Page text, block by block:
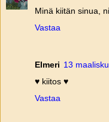
Minä kiitän sinua,
Vastaa
Elmeri 13
♥️ kiitos ♥️
Vastaa